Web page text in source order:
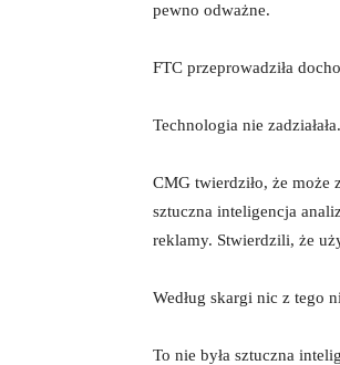
pewno odważne.
FTC przeprowadziła
Technologia nie
CMG twierdziło, że
sztuczna inteligencja
reklamy. Stwierdzili, że
Według skargi nic z tego
To nie była sztuczna